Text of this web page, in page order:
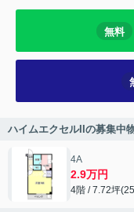
無料
ハイムエクセルIIの募集中
4A
2.9万円
4階 / 7.72坪